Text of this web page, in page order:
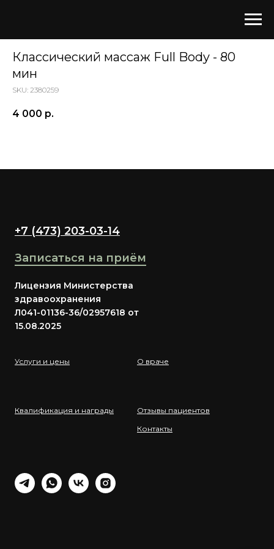
Классический массаж Full Body - 80
мин
SKU: 2380259
4 000 р.
+7 (473) 203-03-14
Записаться на приём
Лицензия Министерства
здравоохранения
Л041-01136-36/02957618 от
15.08.2025
Услуги и цены О враче
Квалификация и награды
Отзывы пациентов
Контакты